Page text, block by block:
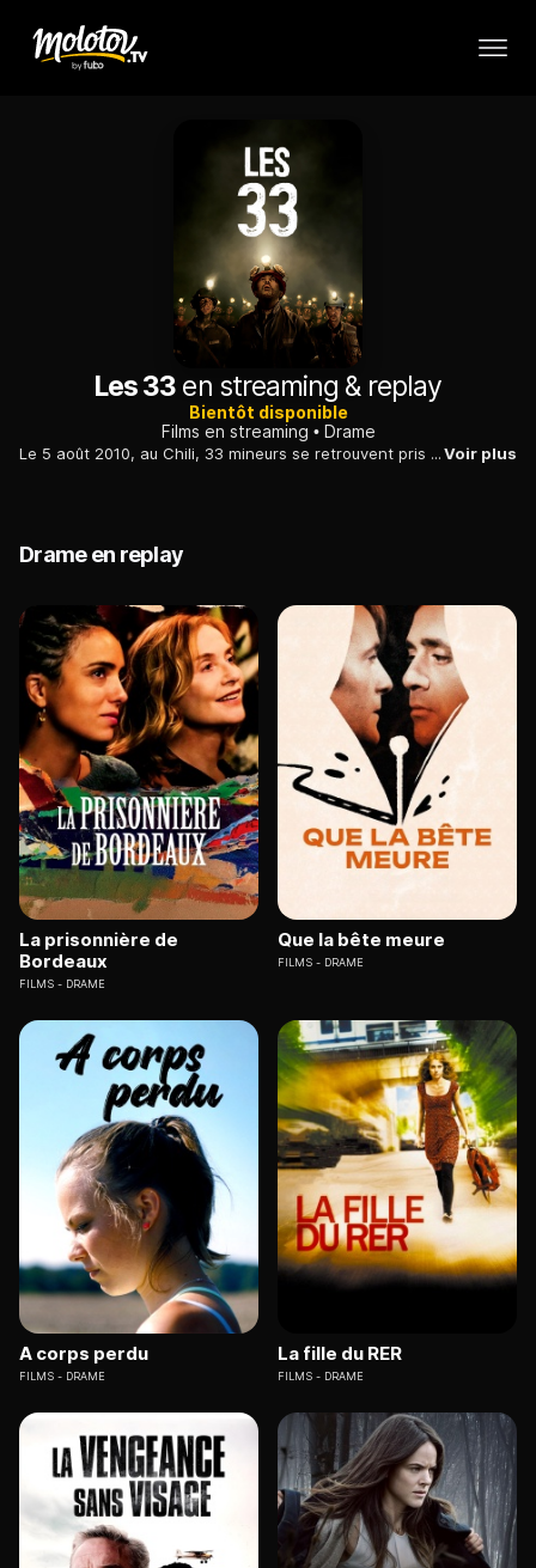
Les 33 en streaming & replay
Bientôt disponible
Films en streaming
Drame
Le 5 août 2010, au Chili, 33 mineurs se retrouvent pris au piège à 700 mètres de profondeur dans une vieille mine de cuivre après un éboulement.Voir plus
Drame en replay
La prisonnière de
Bordeaux
FILMS DRAME
Que la bête meure
FILMS DRAME
A corps perdu
FILMS DRAME
La fille du RER
FILMS DRAME